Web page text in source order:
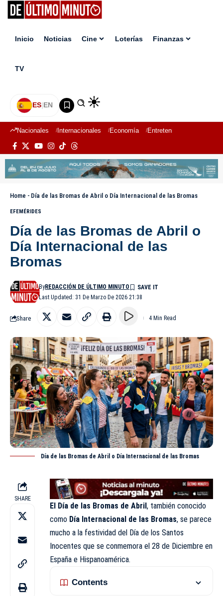
Inicio Noticias Cine Loterías Finanzas
TV
ES|EN
Nacionales Internacionales Economía Entretenimiento
Home - Día de las Bromas de Abril o Día Internacional de las Bromas
EFEMÉRIDES
Día de las Bromas de Abril o
Día Internacional de las
Bromas
Last Updated: 31 De Marzo De 2026 21:38
ByREDACCIÓN DE ÚLTIMO MINUTO
Share 4 Min Read
Día de las Bromas de Abril o Día Internacional de las Bromas
SHARE
El Día de las Bromas de Abril, también conocido
como Día Internacional de las Bromas, se parece
mucho a la festividad del Día de los Santos
Inocentes que se conmemora el 28 de Diciembre en
España e Hispanoamérica.
Contents